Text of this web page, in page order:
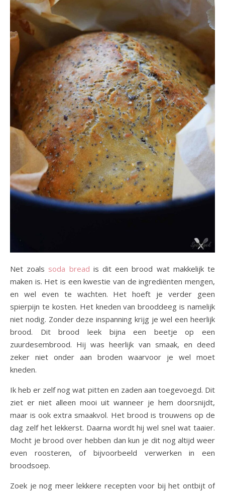
Net zoals soda bread is dit een brood wat makkelijk te
maken is. Het is een kwestie van de ingrediënten mengen,
en wel even te wachten. Het hoeft je verder geen
spierpijn te kosten. Het kneden van brooddeeg is namelijk
niet nodig. Zonder deze inspanning krijg je wel een heerlijk
brood. Dit brood leek bijna een beetje op een
zuurdesembrood. Hij was heerlijk van smaak, en deed
zeker niet onder aan broden waarvoor je wel moet
kneden.
Ik heb er zelf nog wat pitten en zaden aan toegevoegd. Dit
ziet er niet alleen mooi uit wanneer je hem doorsnijdt,
maar is ook extra smaakvol. Het brood is trouwens op de
dag zelf het lekkerst. Daarna wordt hij wel snel wat taaier.
Mocht je brood over hebben dan kun je dit nog altijd weer
even roosteren, of bijvoorbeeld verwerken in een
broodsoep.
Zoek je nog meer lekkere recepten voor bij het ontbijt of